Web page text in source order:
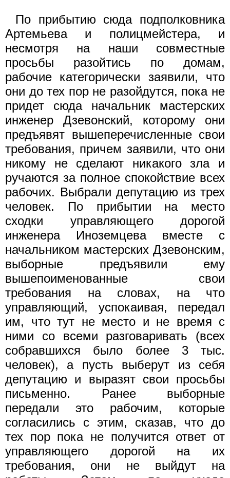
По прибытию сюда подполковника
Артемьева и полицмейстера, и
несмотря на наши совместные
просьбы разойтись по домам,
рабочие категорически заявили, что
они до тех пор не разойдутся, пока не
придет сюда начальник мастерских
инженер Дзевонский, которому они
предъявят вышеперечисленные свои
требования, причем заявили, что они
никому не сделают никакого зла и
ручаются за полное спокойствие всех
рабочих. Выбрали депутацию из трех
человек. По прибытии на место
сходки управляющего дорогой
инженера Иноземцева вместе с
начальником мастерских Дзевонским,
выборные предъявили ему
вышепоименованные свои
требования на словах, на что
управляющий, успокаивая, передал
им, что тут не место и не время с
ними со всеми разговаривать (всех
собравшихся было более 3 тыс.
человек), а пусть выберут из себя
депутацию и выразят свои просьбы
письменно. Ранее выборные
передали это рабочим, которые
согласились с этим, сказав, что до
тех пор пока не получится ответ от
управляющего дорогой на их
требования, они не выйдут на